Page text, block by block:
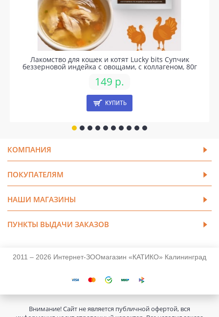
Лакомство для кошек и котят Lucky bits Супчик
беззерновой индейка с овощами, с коллагеном, 80г
149 р.
КУПИТЬ
КОМПАНИЯ
ПОКУПАТЕЛЯМ
НАШИ МАГАЗИНЫ
ПУНКТЫ ВЫДАЧИ ЗАКАЗОВ
2011 – 2026 Интернет-ЗООмагазин «КАТИКО» Калининград
Внимание! Сайт не является публичной офертой, вся